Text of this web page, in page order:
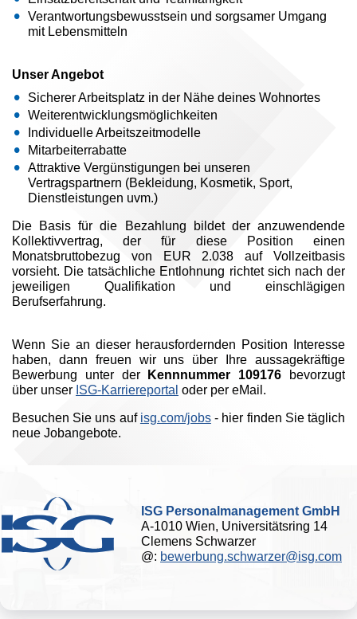
Verantwortungsbewusstsein und sorgsamer Umgang
mit Lebensmitteln
Unser Angebot
Sicherer Arbeitsplatz in der Nähe deines Wohnortes
Weiterentwicklungsmöglichkeiten
Individuelle Arbeitszeitmodelle
Mitarbeiterrabatte
Attraktive Vergünstigungen bei unseren
Vertragspartnern (Bekleidung, Kosmetik, Sport,
Dienstleistungen uvm.)
Die Basis für die Bezahlung bildet der anzuwendende
Kollektivvertrag, der für diese Position einen
Monatsbruttobezug von EUR 2.038 auf Vollzeitbasis
vorsieht. Die tatsächliche Entlohnung richtet sich nach der
jeweiligen Qualifikation und einschlägigen
Berufserfahrung.
Wenn Sie an dieser herausfordernden Position Interesse
haben, dann freuen wir uns über Ihre aussagekräftige
Bewerbung unter der
Kennnummer 109176 bevorzugt
über unser ISG-Karriereportal oder per eMail.
Besuchen Sie uns auf isg.com/jobs- hier finden Sie täglich
neue Jobangebote.
ISG Personalmanagement GmbH
A-1010 Wien, Universitätsring 14
Clemens Schwarzer
@: bewerbung.schwarzer@isg.com